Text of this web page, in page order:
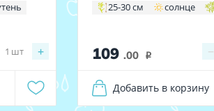
+
1 шт
25-30 см солнце
109 .00 i −
Добавить в корзину